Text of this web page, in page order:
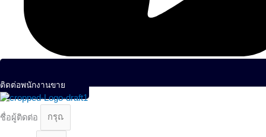
ติดต่อพนักงานขาย
ชื่อผู้ติดต่อ